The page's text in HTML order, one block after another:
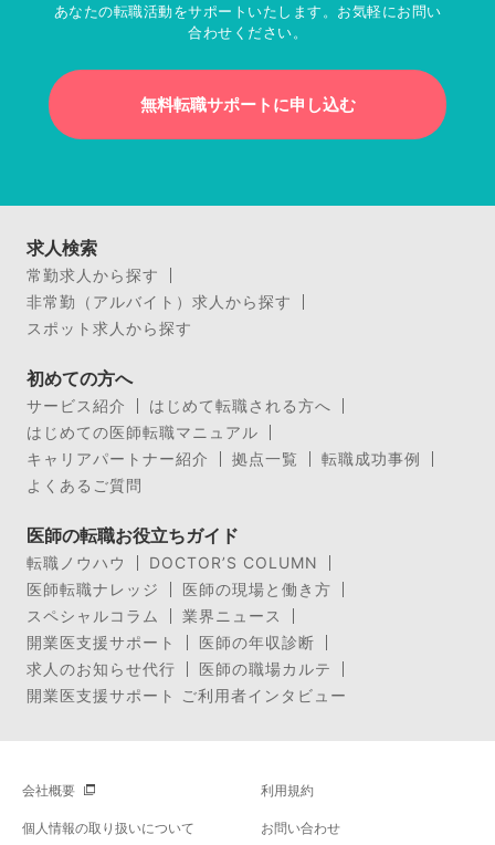
あなたの転職活動をサポートいたします。お気軽にお問い
合わせください。
無料転職サポートに申し込む
求人検索
常勤求人から探す
非常勤（アルバイト）求人から探す
スポット求人から探す
初めての方へ
サービス紹介
はじめて転職される方へ
はじめての医師転職マニュアル
キャリアパートナー紹介
拠点一覧
転職成功事例
よくあるご質問
医師の転職お役立ちガイド
転職ノウハウ
DOCTOR’S COLUMN
医師転職ナレッジ
医師の現場と働き方
スペシャルコラム
業界ニュース
開業医支援サポート
医師の年収診断
求人のお知らせ代行
医師の職場カルテ
開業医支援サポート ご利用者インタビュー
会社概要 利用規約
個人情報の取り扱いについて お問い合わせ